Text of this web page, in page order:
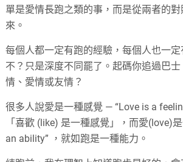
單是愛情長跑之類的事，而是從兩者的
來。
每個人都一定有跑的經驗，每個人也一
不？只是深度不同罷了。起碼你追過巴
情、愛情或友情？
很多人說愛是一種感覺 — “Love is a
「喜歡 (like) 是一種感覺」，而愛(love)
an ability” ，就如跑是一種能力。